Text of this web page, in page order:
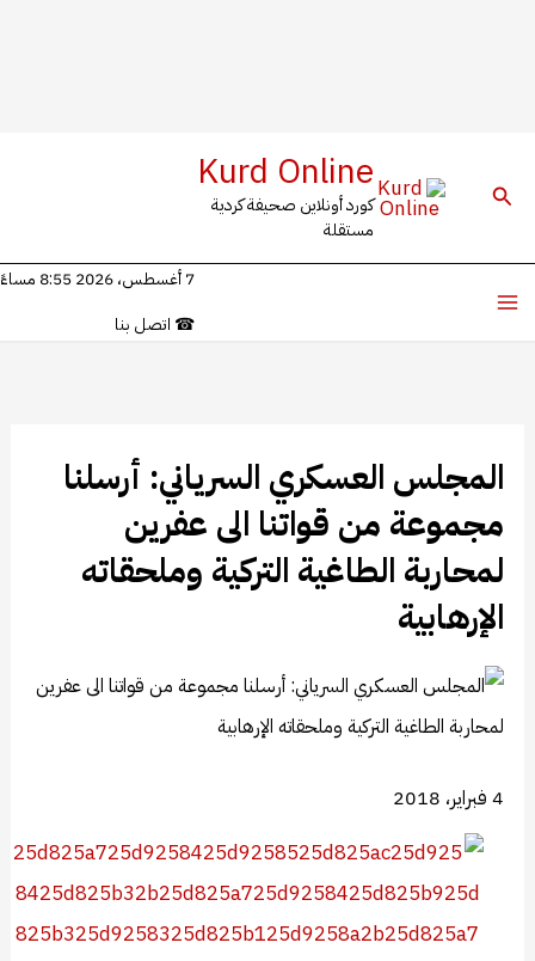
البحث Kurd Online
كورد أونلاين صحيفة كردية
مستقلة
7 أغسطس، 2026 8:55 مساءً
☎اتصل بنا
المجلس العسكري السرياني: أرسلنا
مجموعة من قواتنا الى عفرين
لمحاربة الطاغية التركية وملحقاته
الإرهابية
4 فبراير، 2018